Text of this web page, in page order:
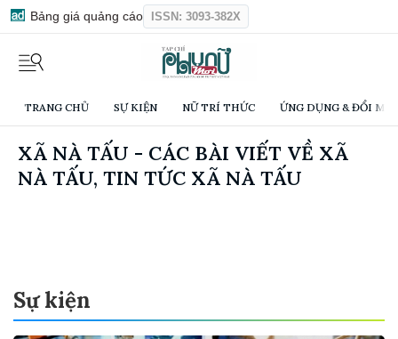
Bảng giá quảng cáo ISSN: 3093-382X
TRANG CHỦ SỰ KIỆN NỮ TRÍ THỨC ỨNG DỤNG & ĐỔI
XÃ NÀ TẤU - CÁC BÀI VIẾT VỀ XÃ
NÀ TẤU, TIN TỨC XÃ NÀ TẤU
Sự kiện